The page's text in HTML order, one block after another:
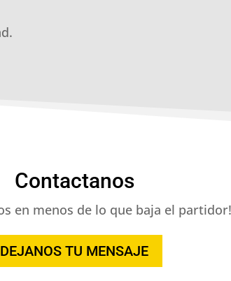
Contactanos
en menos de lo que baja el
DEJANOS TU MENSAJE